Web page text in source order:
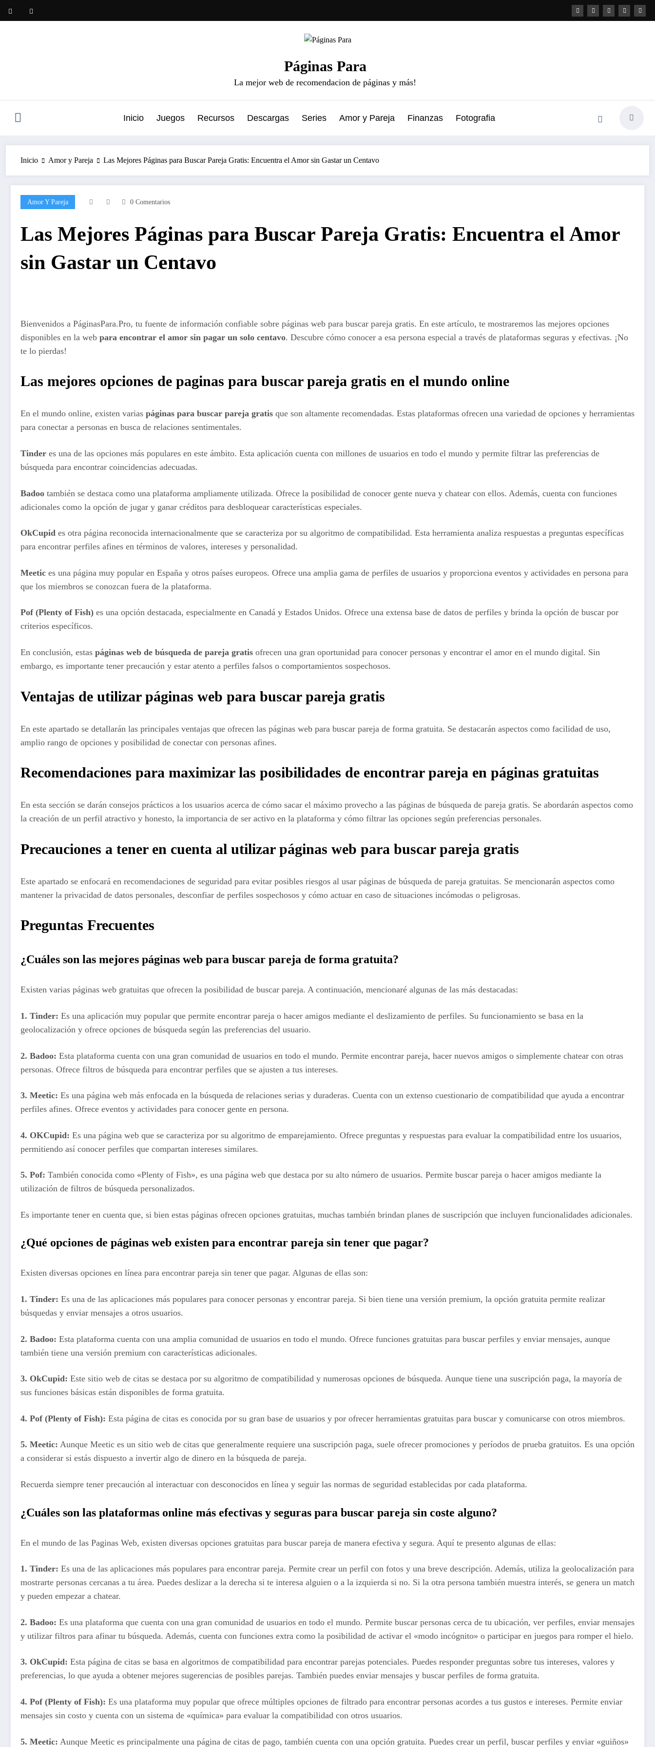
Páginas Para
La mejor web de recomendacion de páginas y más!
Inicio Juegos Recursos Descargas Series Amor y Pareja Finanzas Fotografia
Inicio Amor y Pareja Las Mejores Páginas para Buscar Pareja Gratis: Encuentra el Amor sin Gastar un Centavo
Amor Y Pareja 0 Comentarios
Las Mejores Páginas para Buscar Pareja Gratis: Encuentra el Amor
sin Gastar un Centavo
Bienvenidos a PáginasPara.Pro, tu fuente de información confiable sobre páginas web para buscar pareja gratis. En este artículo, te mostraremos las mejores opciones
disponibles en la web para encontrar el amor sin pagar un solo centavo. Descubre cómo conocer a esa persona especial a través de plataformas seguras y efectivas. ¡No
te lo pierdas!
Las mejores opciones de paginas para buscar pareja gratis en el mundo online
En el mundo online, existen varias páginas para buscar pareja gratis que son altamente recomendadas. Estas plataformas ofrecen una variedad de opciones y herramientas
para conectar a personas en busca de relaciones sentimentales.
Tinder es una de las opciones más populares en este ámbito. Esta aplicación cuenta con millones de usuarios en todo el mundo y permite filtrar las preferencias de
búsqueda para encontrar coincidencias adecuadas.
Badoo también se destaca como una plataforma ampliamente utilizada. Ofrece la posibilidad de conocer gente nueva y chatear con ellos. Además, cuenta con funciones
adicionales como la opción de jugar y ganar créditos para desbloquear características especiales.
OkCupid es otra página reconocida internacionalmente que se caracteriza por su algoritmo de compatibilidad. Esta herramienta analiza respuestas a preguntas específicas
para encontrar perfiles afines en términos de valores, intereses y personalidad.
Meetic es una página muy popular en España y otros países europeos. Ofrece una amplia gama de perfiles de usuarios y proporciona eventos y actividades en persona para
que los miembros se conozcan fuera de la plataforma.
Pof (Plenty of Fish) es una opción destacada, especialmente en Canadá y Estados Unidos. Ofrece una extensa base de datos de perfiles y brinda la opción de buscar por
criterios específicos.
En conclusión, estas páginas web de búsqueda de pareja gratis ofrecen una gran oportunidad para conocer personas y encontrar el amor en el mundo digital. Sin
embargo, es importante tener precaución y estar atento a perfiles falsos o comportamientos sospechosos.
Ventajas de utilizar páginas web para buscar pareja gratis
En este apartado se detallarán las principales ventajas que ofrecen las páginas web para buscar pareja de forma gratuita. Se destacarán aspectos como facilidad de uso,
amplio rango de opciones y posibilidad de conectar con personas afines.
Recomendaciones para maximizar las posibilidades de encontrar pareja en páginas gratuitas
En esta sección se darán consejos prácticos a los usuarios acerca de cómo sacar el máximo provecho a las páginas de búsqueda de pareja gratis. Se abordarán aspectos como
la creación de un perfil atractivo y honesto, la importancia de ser activo en la plataforma y cómo filtrar las opciones según preferencias personales.
Precauciones a tener en cuenta al utilizar páginas web para buscar pareja gratis
Este apartado se enfocará en recomendaciones de seguridad para evitar posibles riesgos al usar páginas de búsqueda de pareja gratuitas. Se mencionarán aspectos como
mantener la privacidad de datos personales, desconfiar de perfiles sospechosos y cómo actuar en caso de situaciones incómodas o peligrosas.
Preguntas Frecuentes
¿Cuáles son las mejores páginas web para buscar pareja de forma gratuita?
Existen varias páginas web gratuitas que ofrecen la posibilidad de buscar pareja. A continuación, mencionaré algunas de las más destacadas:
1. Tinder: Es una aplicación muy popular que permite encontrar pareja o hacer amigos mediante el deslizamiento de perfiles. Su funcionamiento se basa en la
geolocalización y ofrece opciones de búsqueda según las preferencias del usuario.
2. Badoo: Esta plataforma cuenta con una gran comunidad de usuarios en todo el mundo. Permite encontrar pareja, hacer nuevos amigos o simplemente chatear con otras
personas. Ofrece filtros de búsqueda para encontrar perfiles que se ajusten a tus intereses.
3. Meetic: Es una página web más enfocada en la búsqueda de relaciones serias y duraderas. Cuenta con un extenso cuestionario de compatibilidad que ayuda a encontrar
perfiles afines. Ofrece eventos y actividades para conocer gente en persona.
4. OKCupid: Es una página web que se caracteriza por su algoritmo de emparejamiento. Ofrece preguntas y respuestas para evaluar la compatibilidad entre los usuarios,
permitiendo así conocer perfiles que compartan intereses similares.
5. Pof: También conocida como «Plenty of Fish», es una página web que destaca por su alto número de usuarios. Permite buscar pareja o hacer amigos mediante la
utilización de filtros de búsqueda personalizados.
Es importante tener en cuenta que, si bien estas páginas ofrecen opciones gratuitas, muchas también brindan planes de suscripción que incluyen funcionalidades adicionales.
¿Qué opciones de páginas web existen para encontrar pareja sin tener que pagar?
Existen diversas opciones en línea para encontrar pareja sin tener que pagar. Algunas de ellas son:
1. Tinder: Es una de las aplicaciones más populares para conocer personas y encontrar pareja. Si bien tiene una versión premium, la opción gratuita permite realizar
búsquedas y enviar mensajes a otros usuarios.
2. Badoo: Esta plataforma cuenta con una amplia comunidad de usuarios en todo el mundo. Ofrece funciones gratuitas para buscar perfiles y enviar mensajes, aunque
también tiene una versión premium con características adicionales.
3. OkCupid: Este sitio web de citas se destaca por su algoritmo de compatibilidad y numerosas opciones de búsqueda. Aunque tiene una suscripción paga, la mayoría de
sus funciones básicas están disponibles de forma gratuita.
4. Pof (Plenty of Fish): Esta página de citas es conocida por su gran base de usuarios y por ofrecer herramientas gratuitas para buscar y comunicarse con otros miembros.
5. Meetic: Aunque Meetic es un sitio web de citas que generalmente requiere una suscripción paga, suele ofrecer promociones y períodos de prueba gratuitos. Es una opción
a considerar si estás dispuesto a invertir algo de dinero en la búsqueda de pareja.
Recuerda siempre tener precaución al interactuar con desconocidos en línea y seguir las normas de seguridad establecidas por cada plataforma.
¿Cuáles son las plataformas online más efectivas y seguras para buscar pareja sin coste alguno?
En el mundo de las Paginas Web, existen diversas opciones gratuitas para buscar pareja de manera efectiva y segura. Aquí te presento algunas de ellas:
1. Tinder: Es una de las aplicaciones más populares para encontrar pareja. Permite crear un perfil con fotos y una breve descripción. Además, utiliza la geolocalización para
mostrarte personas cercanas a tu área. Puedes deslizar a la derecha si te interesa alguien o a la izquierda si no. Si la otra persona también muestra interés, se genera un match
y pueden empezar a chatear.
2. Badoo: Es una plataforma que cuenta con una gran comunidad de usuarios en todo el mundo. Permite buscar personas cerca de tu ubicación, ver perfiles, enviar mensajes
y utilizar filtros para afinar tu búsqueda. Además, cuenta con funciones extra como la posibilidad de activar el «modo incógnito» o participar en juegos para romper el hielo.
3. OkCupid: Esta página de citas se basa en algoritmos de compatibilidad para encontrar parejas potenciales. Puedes responder preguntas sobre tus intereses, valores y
preferencias, lo que ayuda a obtener mejores sugerencias de posibles parejas. También puedes enviar mensajes y buscar perfiles de forma gratuita.
4. Pof (Plenty of Fish): Es una plataforma muy popular que ofrece múltiples opciones de filtrado para encontrar personas acordes a tus gustos e intereses. Permite enviar
mensajes sin costo y cuenta con un sistema de «química» para evaluar la compatibilidad con otros usuarios.
5. Meetic: Aunque Meetic es principalmente una página de citas de pago, también cuenta con una opción gratuita. Puedes crear un perfil, buscar perfiles y enviar «guiños»